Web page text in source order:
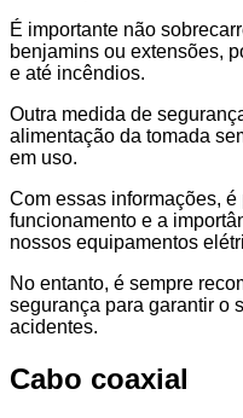
É importante não
benjamins ou extensões,
e até incêndios.
Outra medida de
alimentação da tomada
em uso.
Com essas informações,
funcionamento e a
nossos equipamentos
No entanto, é sempre
segurança para garantir o
acidentes.
Cabo coaxial